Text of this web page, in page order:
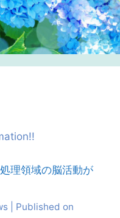
理領域の脳活動が
Published on